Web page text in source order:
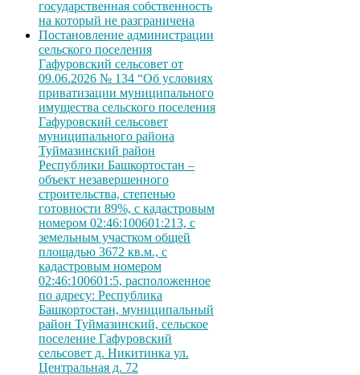
государственная собственность
на который не разграничена
Постановление администрации
сельского поселения
Гафуровский сельсовет от
09.06.2026 № 134 “Об условиях
приватизации муниципального
имущества сельского поселения
Гафуровский сельсовет
муниципального района
Туймазинский район
Республики Башкортостан –
объект незавершенного
строительства, степенью
готовности 89%, с кадастровым
номером 02:46:100601:213, с
земельным участком общей
площадью 3672 кв.м., с
кадастровым номером
02:46:100601:5, расположенное
по адресу: Республика
Башкортостан, муниципальный
район Туймазинский, сельское
поселение Гафуровский
сельсовет д. Никитинка ул.
Центральная д. 72